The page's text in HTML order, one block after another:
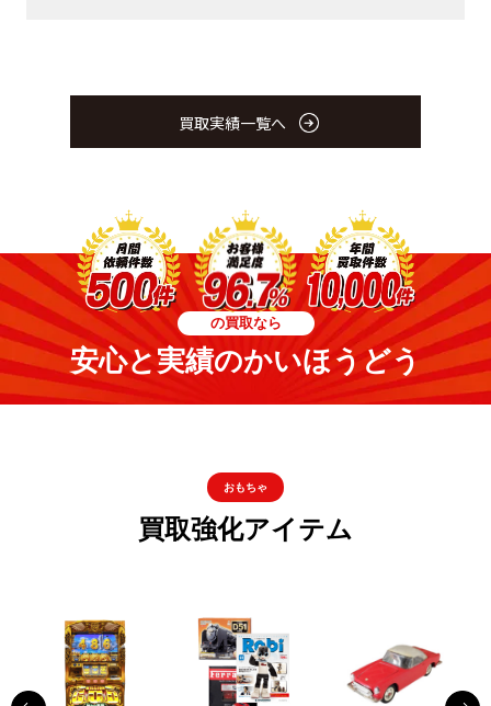
買取実績一覧へ
の買取なら
安心と実績のかいほうどう
おもちゃ
買取強化アイテム